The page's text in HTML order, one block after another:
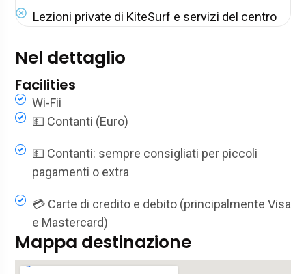
Lezioni private di KiteSurf e servizi del centro
Nel dettaglio
Facilities
Wi-Fii
💵 Contanti (Euro)
💵 Contanti: sempre consigliati per piccoli
pagamenti o extra
💳 Carte di credito e debito (principalmente Visa
e Mastercard)
Mappa destinazione